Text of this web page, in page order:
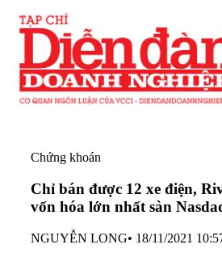
Chứng khoán
Chỉ bán được 12 xe điện,
vốn hóa lớn nhất sàn
NGUYỄN LONG• 18/11/2021